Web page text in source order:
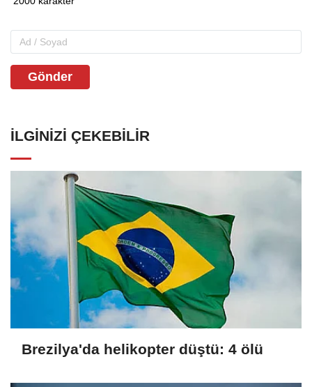
Gönder
İLGINIZI ÇEKEBILIR
Brezilya'da helikopter düştü: 4 ölü